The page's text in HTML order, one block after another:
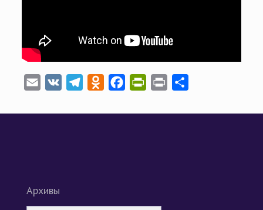
Email VK TelegramOdnoklassniki
FacebookPrintFriendly
Print
Архивы